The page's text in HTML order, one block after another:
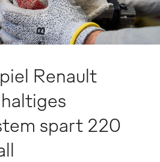
Renault
spart 220